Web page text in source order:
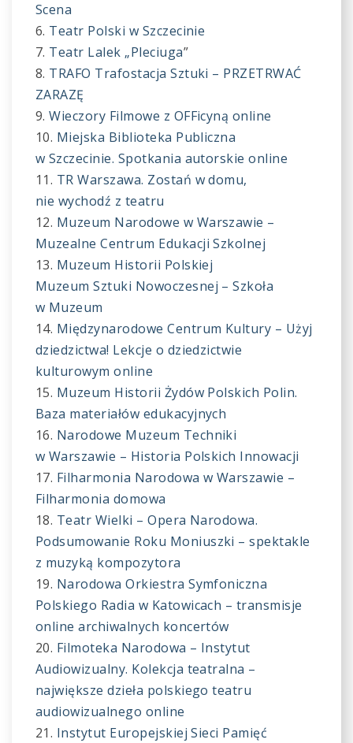
Scena
Teatr Polski w Szczecinie
Teatr Lalek „Pleciuga”
TRAFO Trafostacja Sztuki – PRZETRWAĆ
ZARAZĘ
Wieczory Filmowe z OFFicyną online
Miejska Biblioteka Publiczna
w Szczecinie. Spotkania autorskie online
TR Warszawa. Zostań w domu,
nie wychodź z teatru
Muzeum Narodowe w Warszawie –
Muzealne Centrum Edukacji Szkolnej
Muzeum Historii Polskiej
Muzeum Sztuki Nowoczesnej – Szkoła
w Muzeum
Międzynarodowe Centrum Kultury – Użyj
dziedzictwa! Lekcje o dziedzictwie
kulturowym online
Muzeum Historii Żydów Polskich Polin.
Baza materiałów edukacyjnych
Narodowe Muzeum Techniki
w Warszawie – Historia Polskich Innowacji
Filharmonia Narodowa w Warszawie –
Filharmonia domowa
Teatr Wielki – Opera Narodowa.
Podsumowanie Roku Moniuszki – spektakle
z muzyką kompozytora
Narodowa Orkiestra Symfoniczna
Polskiego Radia w Katowicach – transmisje
online archiwalnych koncertów
Filmoteka Narodowa – Instytut
Audiowizualny. Kolekcja teatralna –
największe dzieła polskiego teatru
audiowizualnego online
Instytut Europejskiej Sieci Pamięć